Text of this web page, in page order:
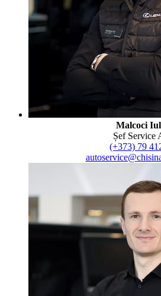
Malcoci
Șef Service
(+373) 79